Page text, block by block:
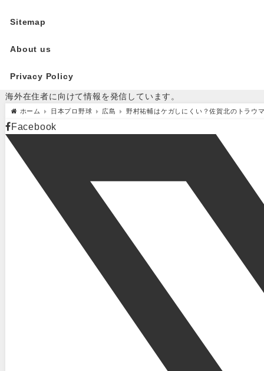
Sitemap
About us
Privacy Policy
海外在住者に向けて情報を発信しています。
ホーム 日本プロ野球 広島 野村祐輔はケガしにくい？佐賀北のトラウ
Facebook